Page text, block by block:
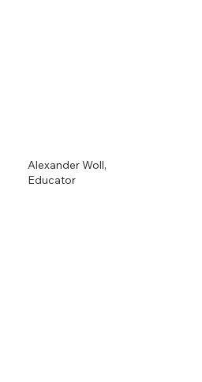
Alexander Woll,
Educator